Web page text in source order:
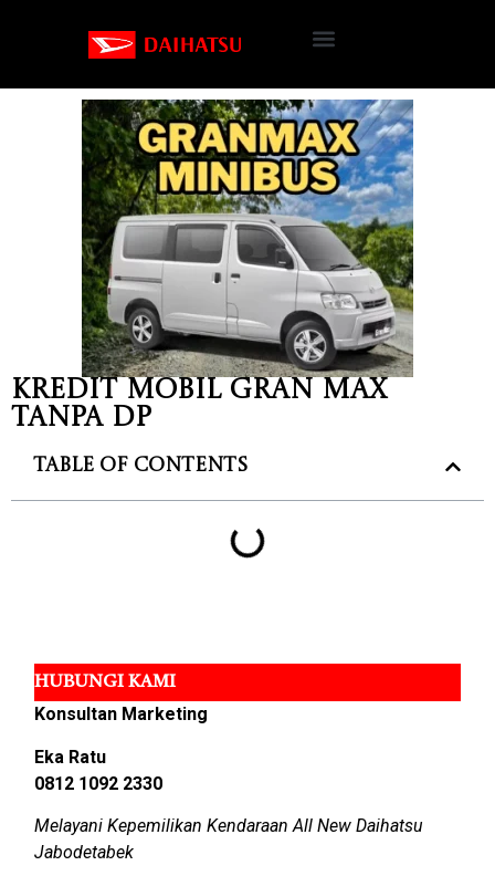
Kredit Mobil Gran Max
Tanpa DP
Table of Contents
HUBUNGI KAMI
Konsultan Marketing
Eka Ratu
0812 1092 2330
Melayani Kepemilikan Kendaraan All New Daihatsu
Jabodetabek